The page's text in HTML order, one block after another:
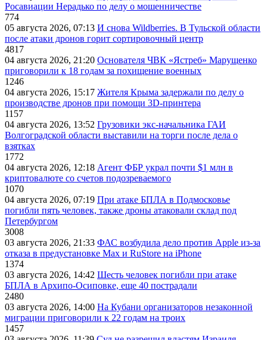
Росавиации Нерадько по делу о мошенничестве
774
05 августа 2026, 07:13 И снова Wildberries. В Тульской области
после атаки дронов горит сортировочный центр
4817
04 августа 2026, 21:20 Основателя ЧВК «Ястреб» Марущенко
приговорили к 18 годам за похищение военных
1246
04 августа 2026, 15:17 Жителя Крыма задержали по делу о
производстве дронов при помощи 3D‑принтера
1157
04 августа 2026, 13:52 Грузовики экс-начальника ГАИ
Волгоградской области выставили на торги после дела о
взятках
1772
04 августа 2026, 12:18 Агент ФБР украл почти $1 млн в
криптовалюте со счетов подозреваемого
1070
04 августа 2026, 07:19 При атаке БПЛА в Подмосковье
погибли пять человек, также дроны атаковали склад под
Петербургом
3008
03 августа 2026, 21:33 ФАС возбудила дело против Apple из-за
отказа в предустановке Max и RuStore на iPhone
1374
03 августа 2026, 14:42 Шесть человек погибли при атаке
БПЛА в Архипо-Осиповке, еще 40 пострадали
2480
03 августа 2026, 14:00 На Кубани организаторов незаконной
миграции приговорили к 22 годам на троих
1457